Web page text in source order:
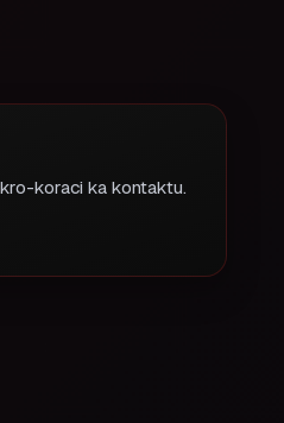
koraci ka kontaktu.